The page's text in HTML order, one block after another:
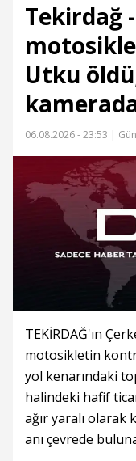
Tekirdağ -
Utku
06.08.2026 - 23:53 |
TEKİRDAĞ'ın
motosikletin
yol kenarındaki
halindeki hafif
ağır yaralı olarak
anı çevrede